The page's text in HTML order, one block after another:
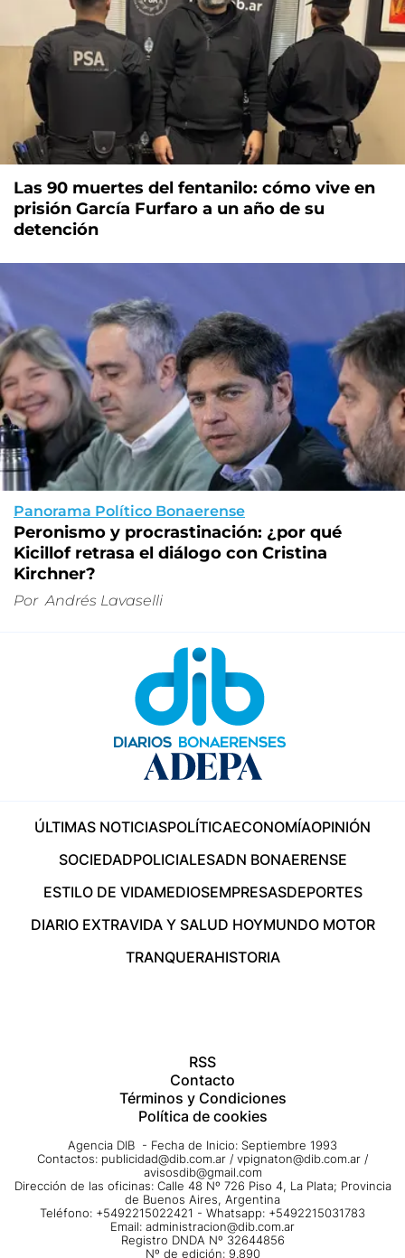
Las 90 muertes del fentanilo: cómo vive en
prisión García Furfaro a un año de su
detención
Panorama Político Bonaerense
Peronismo y procrastinación: ¿por qué
Kicillof retrasa el diálogo con Cristina
Kirchner?
Por Andrés Lavaselli
ÚLTIMAS NOTICIASPOLÍTICAECONOMÍAOPINIÓN
SOCIEDADPOLICIALESADN BONAERENSE
ESTILO DE VIDAMEDIOSEMPRESASDEPORTES
DIARIO EXTRAVIDA Y SALUD HOYMUNDO MOTOR
TRANQUERAHISTORIA
RSS
Contacto
Términos y Condiciones
Política de cookies
Agencia DIB - Fecha de Inicio: Septiembre 1993
Contactos: publicidad@dib.com.ar / vpignaton@dib.com.ar /
avisosdib@gmail.com
Dirección de las oficinas: Calle 48 Nº 726 Piso 4, La Plata; Provincia
de Buenos Aires, Argentina
Teléfono: +5492215022421 - Whatsapp: +5492215031783
Email: administracion@dib.com.ar
Registro DNDA Nº 32644856
Nº de edición: 9.890